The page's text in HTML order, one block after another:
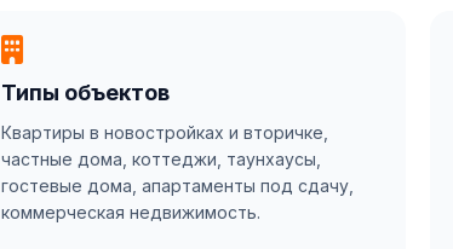
Типы объектов
Квартиры в новостройках и вторичке,
частные дома, коттеджи, таунхаусы,
гостевые дома, апартаменты под сдачу,
коммерческая недвижимость.